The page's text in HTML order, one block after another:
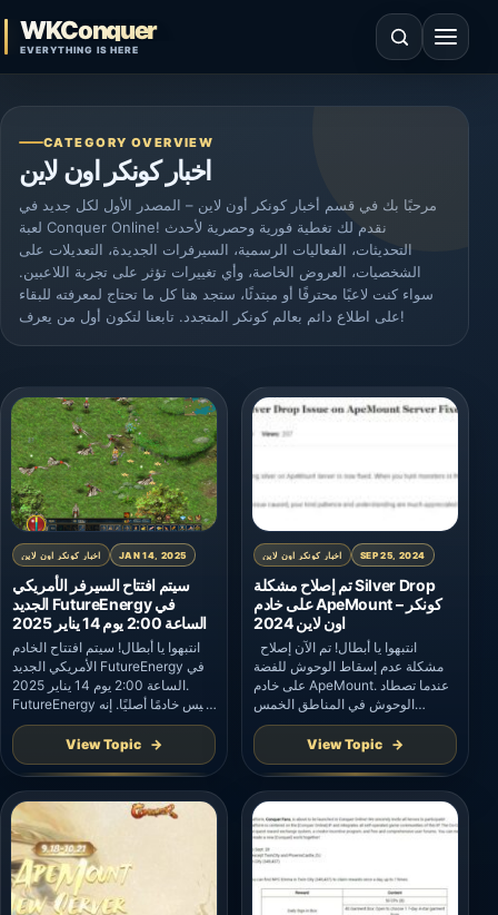
WKConquer
EVERYTHING IS HERE
Open search Open
CATEGORY OVERVIEW
اخبار كونكر اون لاين
مرحبًا بك في قسم أخبار كونكر أون لاين – المصدر الأول لكل جديد في
لعبة Conquer Online! نقدم لك تغطية فورية وحصرية لأحدث
التحديثات، الفعاليات الرسمية، السيرفرات الجديدة، التعديلات على
الشخصيات، العروض الخاصة، وأي تغييرات تؤثر على تجربة اللاعبين.
سواء كنت لاعبًا محترفًا أو مبتدئًا، ستجد هنا كل ما تحتاج لمعرفته للبقاء
على اطلاع دائم بعالم كونكر المتجدد. تابعنا لتكون أول من يعرف!
اخبار كونكر اون لاين JAN 14, 2025
سيتم افتتاح السيرفر الأمريكي
الجديد FutureEnergy في
الساعة 2:00 يوم 14 يناير 2025
انتبهوا يا أبطال! سيتم افتتاح الخادم
الأمريكي الجديد FutureEnergy في
الساعة 2:00 يوم 14 يناير 2025.
FutureEnergy ليس خادمًا أصليًا. إنه
خادم جديد يعتمد على محتوى الخوادم
القياسية السابقة ولكن مع المزيد من
الميزات والأحداث. ملحوظة: سيتم
تطبيق التحديثات الموجودة داخل
اللعبة. مميزات الخادم الجديد البحث
عن الكنوز بواسطة الوحوش متجر
View Topic
اخبار كونكر اون لاين SEP 25, 2024
تم إصلاح مشكلة Silver Drop
على خادم ApeMount – كونكر
اون لاين 2024
مشكلة عدم إسقاط الوحوش للفضة
على خادم ApeMount. عندما تصطاد
الوحوش في المناطق الخمس
الرئيسية، ستسقط الفضة بشكل
عشوائي. نحن نأسف للإزعاج الذي
تسببت فيه هذه المشكلة، ونقدر
صبركم وتفهمكم كثيرًا.
View Topic